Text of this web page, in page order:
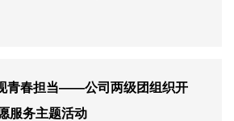
地，参加以“播种绿色希望，收
青春担当——公司两级团组织开
服务主题活动